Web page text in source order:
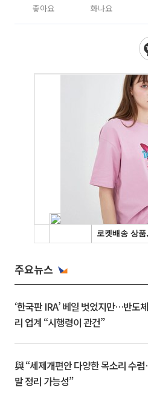
좋아요 화나요
주요뉴스
‘한국판 IRA’ 베일 벗었지만…반도
리 업계 “시행령이 관건”
與 “세제개편안 다양한 목소리 수
말 정리 가능성”